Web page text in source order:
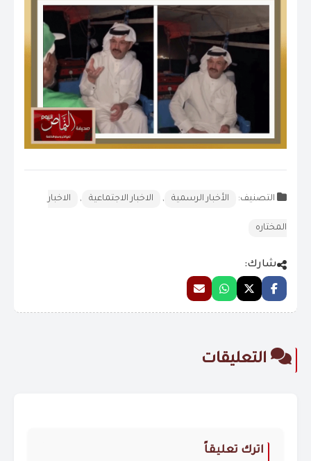
التصنيف: الأخبار الرسمية , الاخبار الاجتماعية , الاخبار
المختاره
شارك:
التعليقات
اترك تعليقاً